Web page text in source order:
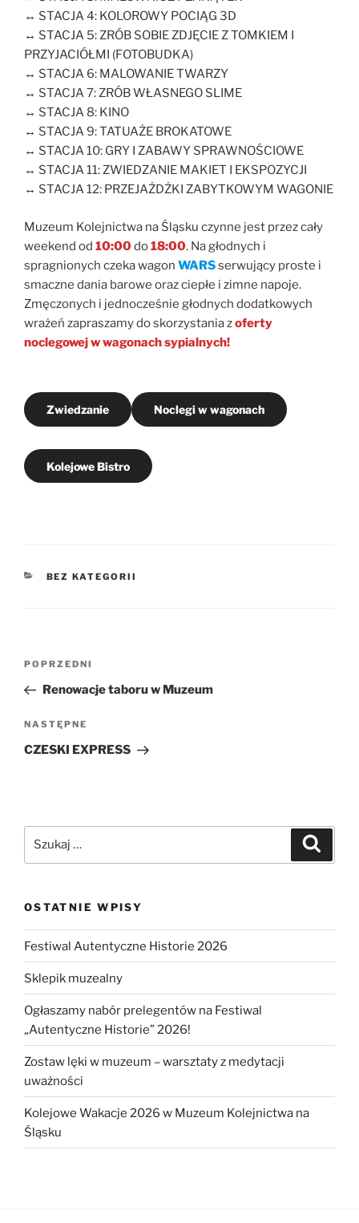
↔️ STACJA 4: KOLOROWY POCIĄG 3D
↔️ STACJA 5: ZRÓB SOBIE ZDJĘCIE Z TOMKIEM I
PRZYJACIÓŁMI (FOTOBUDKA)
↔️ STACJA 6: MALOWANIE TWARZY
↔️ STACJA 7: ZRÓB WŁASNEGO SLIME
↔️ STACJA 8: KINO
↔️ STACJA 9: TATUAŻE BROKATOWE
↔️ STACJA 10: GRY I ZABAWY SPRAWNOŚCIOWE
↔️ STACJA 11: ZWIEDZANIE MAKIET I EKSPOZYCJI
↔️ STACJA 12: PRZEJAŻDŻKI ZABYTKOWYM WAGONIE
Muzeum Kolejnictwa na Śląsku czynne jest przez cały
weekend od 10:00do18:00. Na głodnych i
spragnionych czeka wagon WARSserwujący proste i
smaczne dania barowe oraz ciepłe i zimne napoje.
Zmęczonych i jednocześnie głodnych dodatkowych
wrażeń zapraszamy do skorzystania zoferty
noclegowej w wagonach sypialnych!
Zwiedzanie Noclegi w wagonach
Kolejowe Bistro
KATEGORIE
BEZ KATEGORII
Nawigacja
Poprzedni
wpis
POPRZEDNI
Renowacje taboru w Muzeum
Następny
wpis
NASTĘPNE
CZESKI EXPRESS
OSTATNIE WPISY
Festiwal Autentyczne Historie 2026
Sklepik muzealny
Ogłaszamy nabór prelegentów na Festiwal
„Autentyczne Historie” 2026!
Zostaw lęki w muzeum – warsztaty z medytacji
uważności
Kolejowe Wakacje 2026 w Muzeum Kolejnictwa na
Śląsku